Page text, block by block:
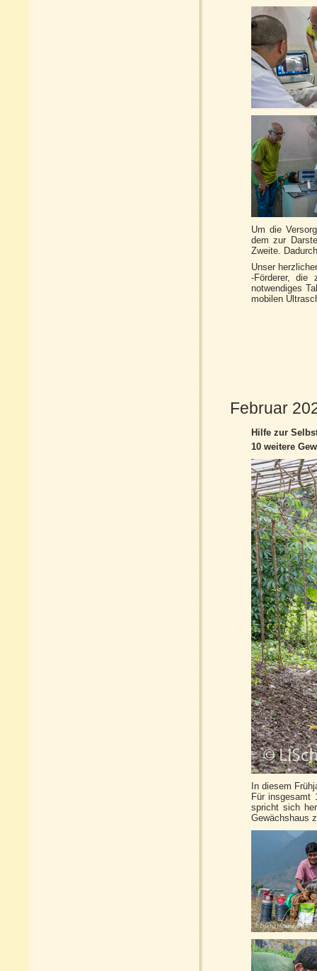
Um die
dem zur
Zweite.
Unser
-Förderer, die
notwendiges
mobilen
Februar
Hilfe zur
10 weitere
In diesem
Für insgesamt
spricht sich
Gewächshaus